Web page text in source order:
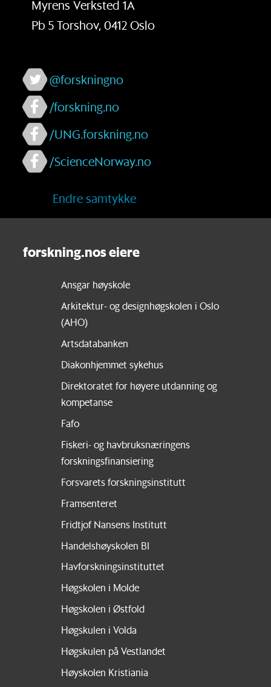
Myrens Verksted 1A
Pb 5 Torshov, 0412 Oslo
@forskningno
/forskning.no
/UNG.forskning.no
/ScienceNorway.no
Endre samtykke
forskning.nos eiere
Ansgar høyskole
Arkitektur- og designhøgskolen i Oslo
(AHO)
Artsdatabanken
Diakonhjemmet sykehus
Direktoratet for høyere utdanning og
kompetanse
Fafo
Fiskeri- og havbruksnæringens
forskningsfinansiering
Forsvarets forskningsinstitutt
Framsenteret
Fridtjof Nansens Institutt
Handelshøyskolen BI
Havforskningsinstituttet
Høgskolen i Molde
Høgskolen i Østfold
Høgskulen i Volda
Høgskulen på Vestlandet
Høyskolen Kristiania